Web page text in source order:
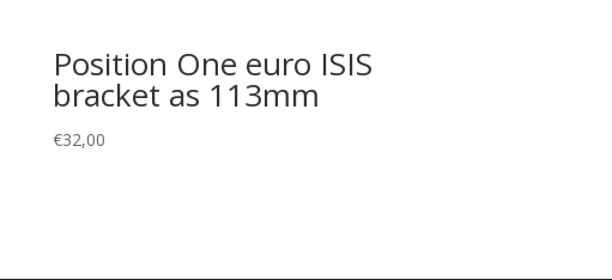
Position One euro ISIS
bracket as 113mm
€32,00